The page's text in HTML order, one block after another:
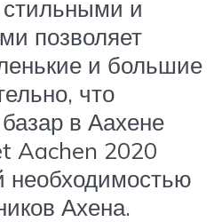
и
позволяет
и большие
что
в Аахене
Aachen 2020
необходимостью
Ахена.